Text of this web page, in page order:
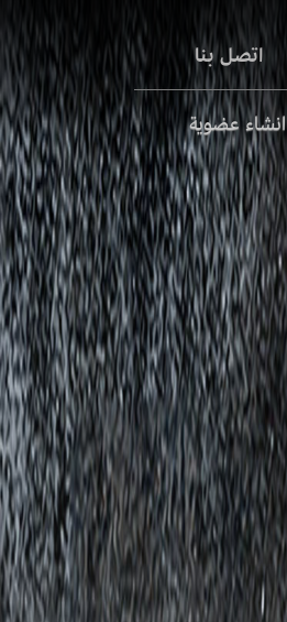
اتصل بنا
انشاء عضوية